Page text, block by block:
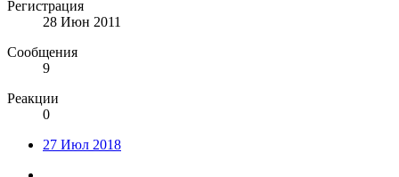
Регистрация
28 Июн 2011
Сообщения
9
Реакции
0
27 Июл 2018